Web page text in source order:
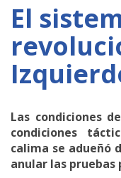
El
Las condiciones
condiciones
calima se adueñó
anular las